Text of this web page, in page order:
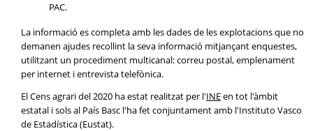
PAC.
La informació es completa amb les dades de les explotacions que no
demanen ajudes recollint la seva informació mitjançant enquestes,
utilitzant un procediment multicanal: correu postal, emplenament
per internet i entrevista telefònica.
El Cens agrari del 2020 ha estat realitzat per l'INEen tot l'àmbit
estatal i sols al País Basc l'ha fet conjuntament amb l'Instituto Vasco
de Estadística (Eustat).